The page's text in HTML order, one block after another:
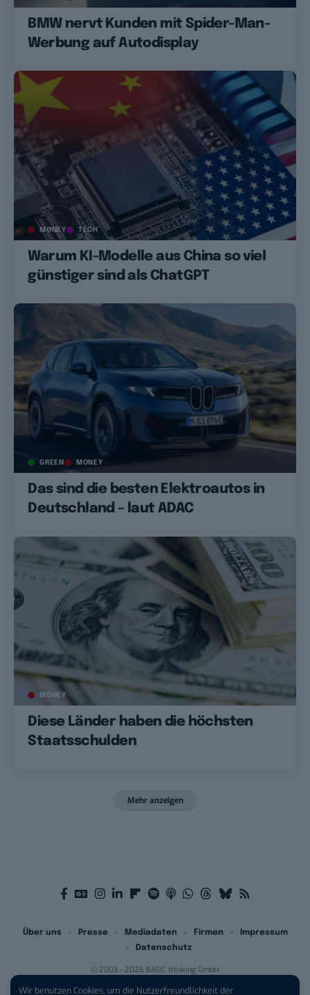
Wir benutzen Cookies, um die Nutzerfreundlichkeit der
BMW nervt Kunden mit Spider-Man-
Werbung auf Autodisplay
MONEY TECH
Warum KI-Modelle aus China so viel
günstiger sind als ChatGPT
GREEN MONEY
Das sind die besten Elektroautos in
Deutschland – laut ADAC
MONEY
Diese Länder haben die höchsten
Staatsschulden
Mehr anzeigen
© 2003 - 2026 BASIC thinking GmbH
Über uns Presse Mediadaten Firmen
Impressum
Datenschutz